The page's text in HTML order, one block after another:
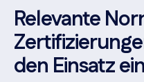
Relevante
den Einsatz